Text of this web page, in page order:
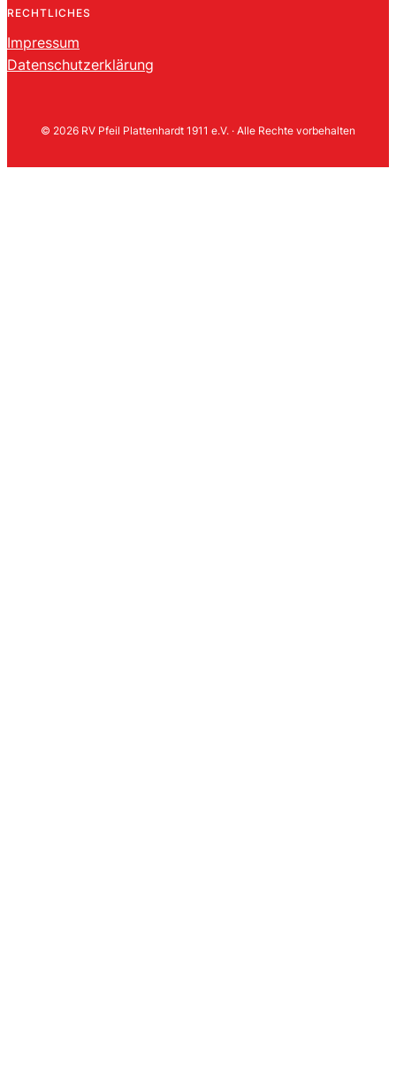
RECHTLICHES
Impressum
Datenschutzerklärung
© 2026 RV Pfeil Plattenhardt 1911 e.V. · Alle Rechte vorbehalten